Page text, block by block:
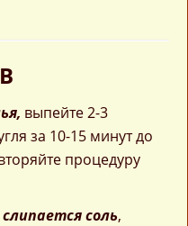
выпейте 2-3
за 10-15 минут до
процедуру
слипается соль,